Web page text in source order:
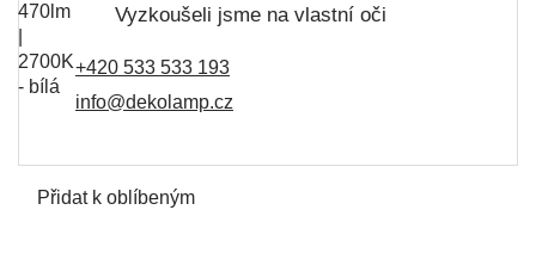
Vyzkoušeli jsme na vlastní oči
+420 533 533 193
info@dekolamp.cz
Přidat k oblíbeným